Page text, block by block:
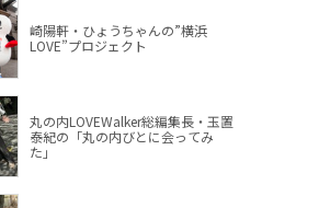
崎陽軒・ひょうちゃんの”横浜
LOVE”プロジェクト
丸の内LOVEWalker総編集長・玉置
泰紀の「丸の内びとに会ってみ
た」